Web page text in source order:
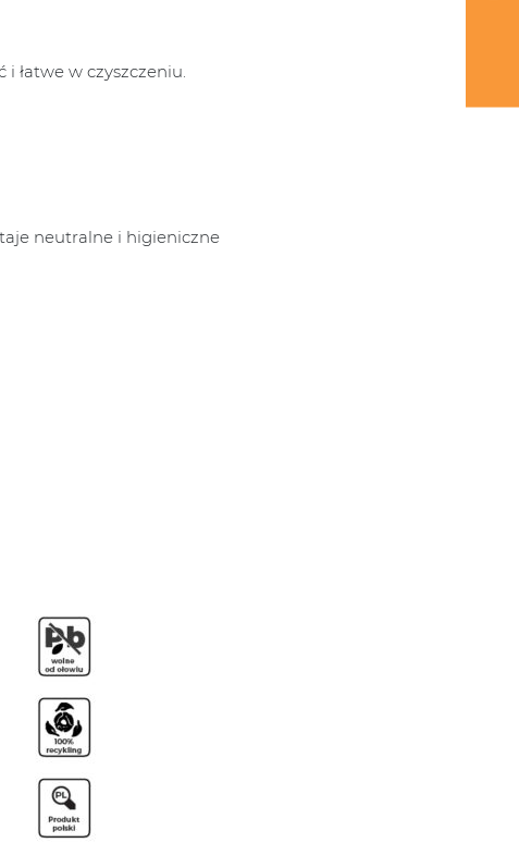
łatwe w czyszczeniu.
neutralne i higieniczne